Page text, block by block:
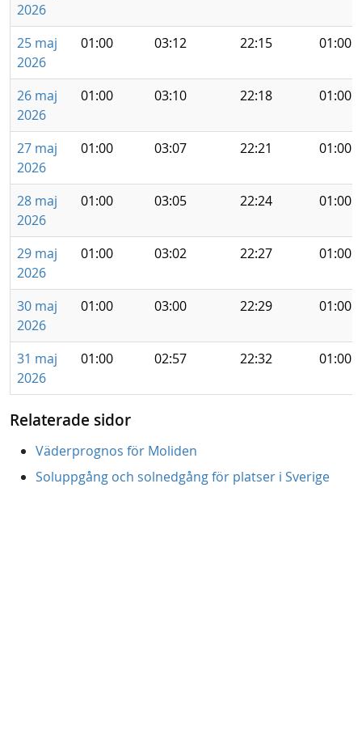
2026
25 maj
2026
01:00 03:12 22:15 01:00
26 maj
2026
01:00 03:10 22:18 01:00
27 maj
2026
01:00 03:07 22:21 01:00
28 maj
2026
01:00 03:05 22:24 01:00
29 maj
2026
01:00 03:02 22:27 01:00
30 maj
2026
01:00 03:00 22:29 01:00
31 maj
2026
01:00 02:57 22:32 01:00
Relaterade sidor
Väderprognos för Moliden
Soluppgång och solnedgång för platser i Sverige